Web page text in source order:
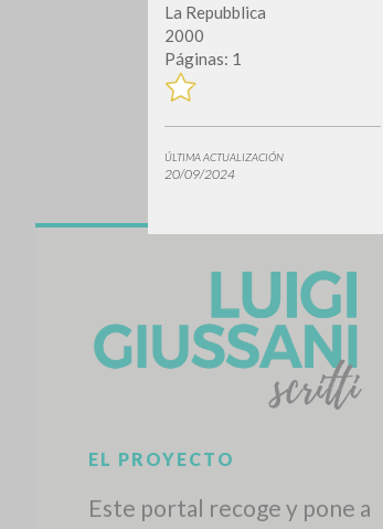
La Repubblica
2000
Páginas: 1
ÚLTIMA ACTUALIZACIÓN
20/09/2024
TIPOLOGÍA